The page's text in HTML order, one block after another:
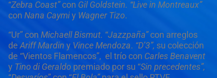
“Zebra Coast”con Gil Goldstein. “Live in Montreaux”
con Nana Caymiy Wagner Tizo.
“Ur” con Michaell Bismut. “Jazzpaña”con arreglos
de Ariff Mardin y Vince Mendoza. “D’3”, su colección
de “Vientos Flamencos”, el trío con Carles Benavent
y Tino di Geraldo premiado por su “Sin precedentes”,